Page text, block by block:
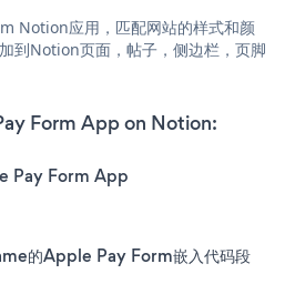
Notion应用，匹配网站的样式和颜
到Notion页面，帖子，侧边栏，页脚
Form App on Notion:
Pay Form App
的Apple Pay Form嵌入代码段